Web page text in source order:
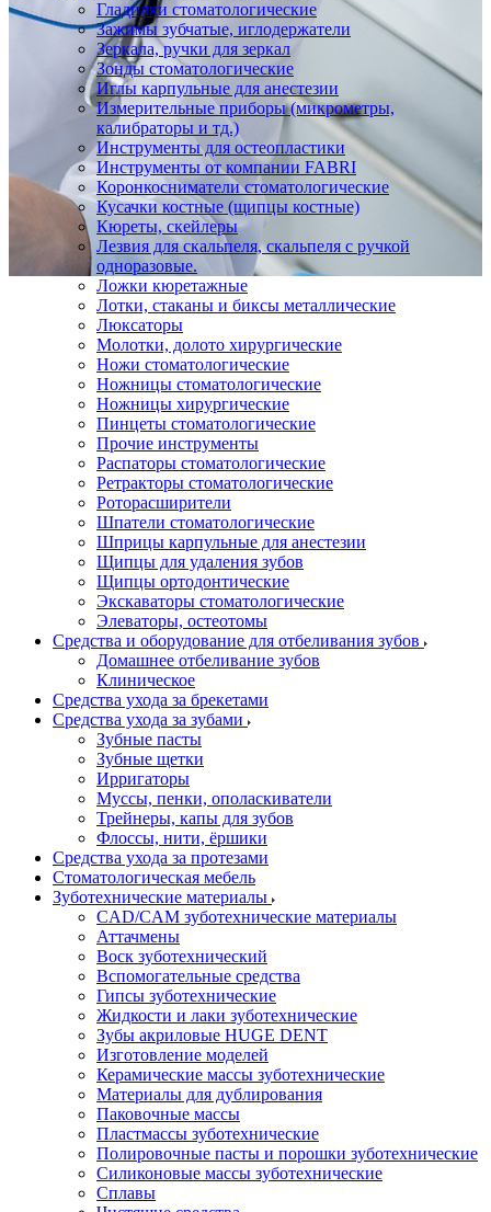
Гладилки стоматологические
Зажимы зубчатые, иглодержатели
Зеркала, ручки для зеркал
Зонды стоматологические
Иглы карпульные для анестезии
Измерительные приборы (микрометры,
калибраторы и тд.)
Инструменты для остеопластики
Инструменты от компании FABRI
Коронкосниматели стоматологические
Кусачки костные (щипцы костные)
Кюреты, скейлеры
Лезвия для скальпеля, скальпеля с ручкой
одноразовые.
Ложки кюретажные
Лотки, стаканы и биксы металлические
Люксаторы
Молотки, долото хирургические
Ножи стоматологические
Ножницы стоматологические
Ножницы хирургические
Пинцеты стоматологические
Прочие инструменты
Распаторы стоматологические
Ретракторы стоматологические
Роторасширители
Шпатели стоматологические
Шприцы карпульные для анестезии
Щипцы для удаления зубов
Щипцы ортодонтические
Экскаваторы стоматологические
Элеваторы, остеотомы
Средства и оборудование для отбеливания зубов
Домашнее отбеливание зубов
Клиническое
Средства ухода за брекетами
Средства ухода за зубами
Зубные пасты
Зубные щетки
Ирригаторы
Муссы, пенки, ополаскиватели
Трейнеры, капы для зубов
Флоссы, нити, ёршики
Средства ухода за протезами
Стоматологическая мебель
Зуботехнические материалы
CAD/CAM зуботехнические материалы
Аттачмены
Воск зуботехнический
Вспомогательные средства
Гипсы зуботехнические
Жидкости и лаки зуботехнические
Зубы акриловые HUGE DENT
Изготовление моделей
Керамические массы зуботехнические
Материалы для дублирования
Паковочные массы
Пластмассы зуботехнические
Полировочные пасты и порошки зуботехнические
Силиконовые массы зуботехнические
Сплавы